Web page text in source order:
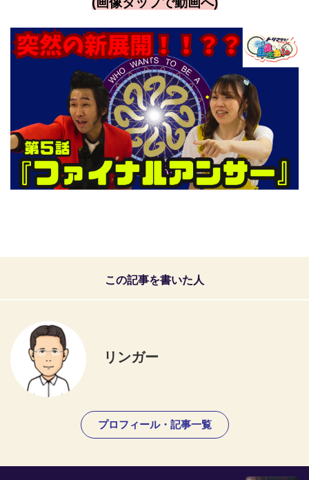
この記事を書いた人
リンガー
プロフィール・記事一覧